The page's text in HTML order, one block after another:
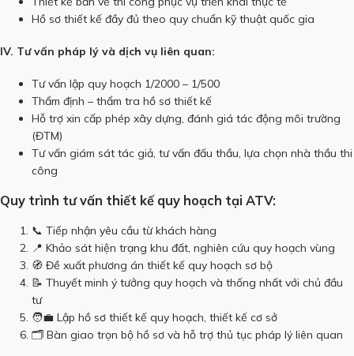
Hồ sơ thiết kế đầy đủ theo quy chuẩn kỹ thuật quốc gia
IV. Tư vấn pháp lý và dịch vụ liên quan:
Tư vấn lập quy hoạch 1/2000 – 1/500
Thẩm định – thẩm tra hồ sơ thiết kế
Hỗ trợ xin cấp phép xây dựng, đánh giá tác động môi trường
(ĐTM)
Tư vấn giám sát tác giả, tư vấn đấu thầu, lựa chọn nhà thầu thi
công
Quy trình tư vấn thiết kế quy hoạch tại ATV:
📞 Tiếp nhận yêu cầu từ khách hàng
📍 Khảo sát hiện trạng khu đất, nghiên cứu quy hoạch vùng
🧭 Đề xuất phương án thiết kế quy hoạch sơ bộ
📝 Thuyết minh ý tưởng quy hoạch và thống nhất với chủ đầu
tư
🧑‍💼 Lập hồ sơ thiết kế quy hoạch, thiết kế cơ sở
🗂 Bàn giao trọn bộ hồ sơ và hỗ trợ thủ tục pháp lý liên quan